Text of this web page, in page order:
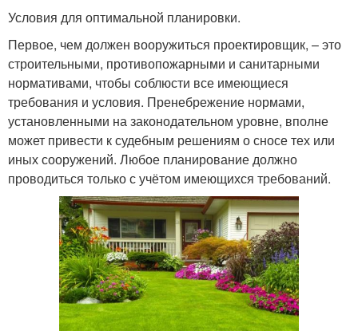
Условия для оптимальной планировки.
Первое, чем должен вооружиться проектировщик, – это
строительными, противопожарными и санитарными
нормативами, чтобы соблюсти все имеющиеся
требования и условия. Пренебрежение нормами,
установленными на законодательном уровне, вполне
может привести к судебным решениям о сносе тех или
иных сооружений. Любое планирование должно
проводиться только с учётом имеющихся требований.